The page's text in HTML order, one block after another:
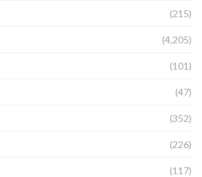
(215)
(4,205)
(101)
(47)
(352)
(226)
(117)